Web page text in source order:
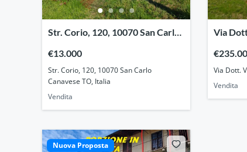
Str. Corio, 120, 10070 San Carlo
€13.000
Str. Corio, 120, 10070 San Carlo
Canavese TO, Italia
Vendita
Via
Via Dott.
Vendita
Nuova Proposta